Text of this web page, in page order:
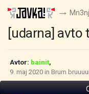
[udarna] avto
Avtor: bainit,
9. maj 2020 in Brum